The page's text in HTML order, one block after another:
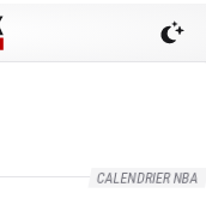
CALENDRIER NBA